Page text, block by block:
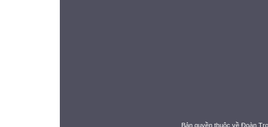
Bản quyền thuộc về Đoàn